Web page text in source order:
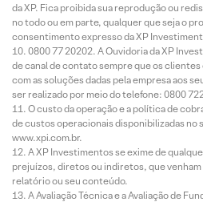
da XP. Fica proibida sua reprodução ou
no todo ou em parte, qualquer que seja o
consentimento expresso da XP
0800 77 20202. A Ouvidoria da XP
de canal de contato sempre que os
com as soluções dadas pela empresa aos
ser realizado por meio do telefone: 0800
O custo da operação e a política de
de custos operacionais disponibilizadas no
www.xpi.com.br.
A XP Investimentos se exime de
prejuízos, diretos ou indiretos, que
relatório ou seu conteúdo.
A Avaliação Técnica e a Avaliação de